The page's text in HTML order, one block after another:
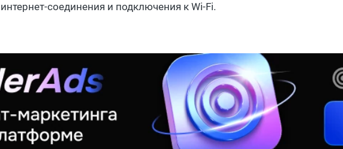
интернет-соединения и подключения к Wi-Fi.